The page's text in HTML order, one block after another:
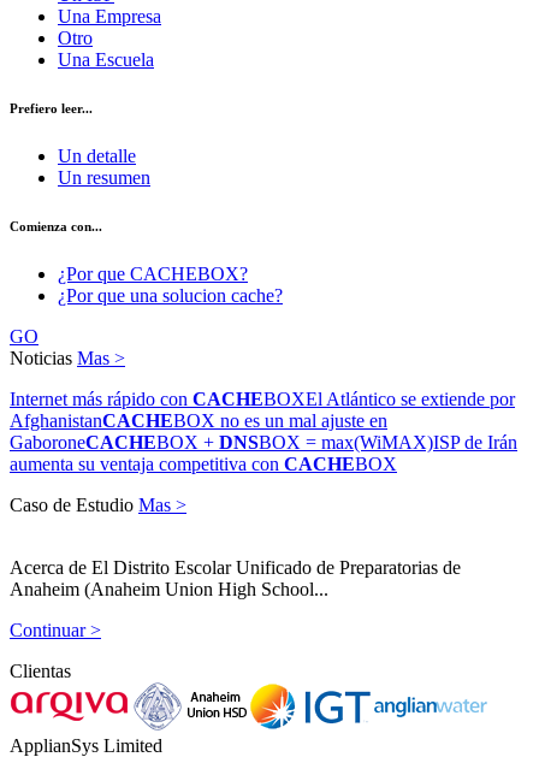
Una Empresa
Otro
Una Escuela
Prefiero leer...
Un detalle
Un resumen
Comienza con...
¿Por que CACHEBOX?
¿Por que una solucion cache?
GO
Noticias Mas >
Internet más rápido con CACHEBOXEl Atlántico se extiende por
AfghanistanCACHEBOX no es un mal ajuste en
GaboroneCACHEBOX + DNSBOX = max(WiMAX)ISP de Irán
aumenta su ventaja competitiva con CACHEBOX
Caso de Estudio Mas >
Acerca de El Distrito Escolar Unificado de Preparatorias de
Anaheim (Anaheim Union High School...
Continuar >
Clientas
ApplianSys Limited